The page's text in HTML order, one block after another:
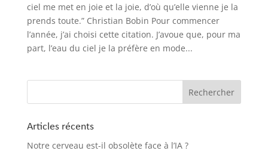
ciel me met en joie et la joie, d’où qu’elle vienne je la
prends toute.” Christian Bobin Pour commencer
l’année, j’ai choisi cette citation. J’avoue que, pour ma
part, l’eau du ciel je la préfère en mode...
Articles récents
Notre cerveau est-il obsolète face à l’IA ?